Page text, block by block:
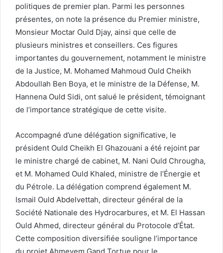
politiques de premier plan. Parmi les personnes
présentes, on note la présence du Premier ministre,
Monsieur Moctar Ould Djay, ainsi que celle de
plusieurs ministres et conseillers. Ces figures
importantes du gouvernement, notamment le ministre
de la Justice, M. Mohamed Mahmoud Ould Cheikh
Abdoullah Ben Boya, et le ministre de la Défense, M.
Hannena Ould Sidi, ont salué le président, témoignant
de l’importance stratégique de cette visite.
Accompagné d’une délégation significative, le
président Ould Cheikh El Ghazouani a été rejoint par
le ministre chargé de cabinet, M. Nani Ould Chrougha,
et M. Mohamed Ould Khaled, ministre de l’Énergie et
du Pétrole. La délégation comprend également M.
Ismail Ould Abdelvettah, directeur général de la
Société Nationale des Hydrocarbures, et M. El Hassan
Ould Ahmed, directeur général du Protocole d’État.
Cette composition diversifiée souligne l’importance